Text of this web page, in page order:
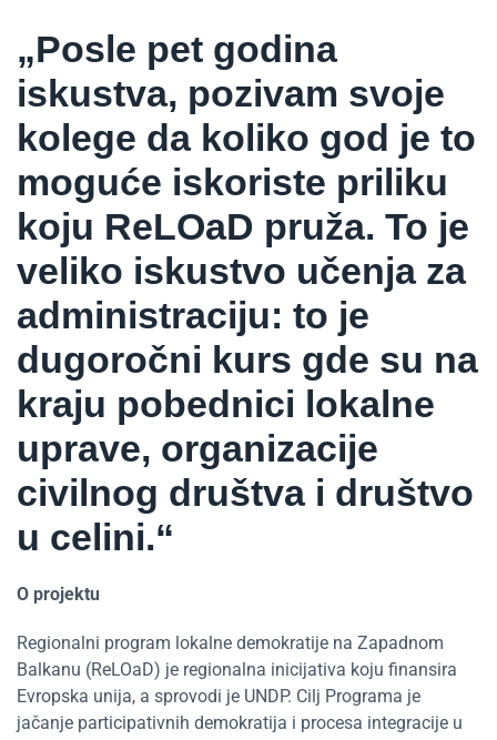
„Posle pet godina
iskustva, pozivam svoje
kolege da koliko god je to
moguće iskoriste priliku
koju ReLOaD pruža. To je
veliko iskustvo učenja za
administraciju: to je
dugoročni kurs gde su na
kraju pobednici lokalne
uprave, organizacije
civilnog društva i društvo
u celini.“
O projektu
Regionalni program lokalne demokratije na Zapadnom
Balkanu (ReLOaD) je regionalna inicijativa koju finansira
Evropska unija, a sprovodi je UNDP. Cilj Programa je
jačanje participativnih demokratija i procesa integracije u